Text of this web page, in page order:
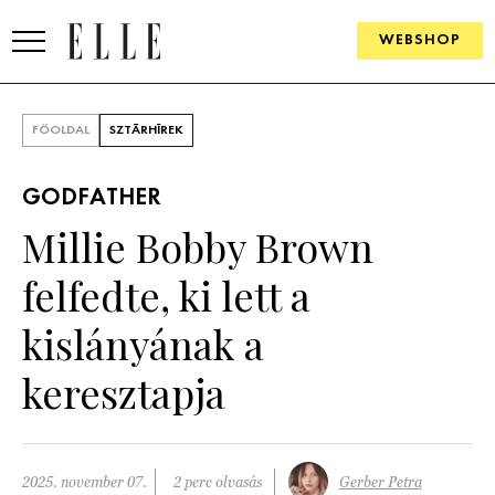
WEBSHOP
SZÉPSÉG
PSZICHÉ
PÁRKAPCSOLAT
FŐOLDAL SZTÁRHÍREK
GODFATHER
Millie Bobby Brown
felfedte, ki lett a
kislányának a
keresztapja
2025. november 07. 2 perc olvasás Gerber Petra